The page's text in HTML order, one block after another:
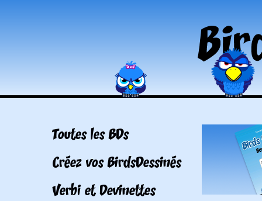
Toutes les BDs
Créez vos BirdsDessinés
Verbi et Devinettes